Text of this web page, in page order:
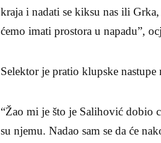
kraja i nadati se kiksu nas ili
ćemo imati prostora u napadu”,
Selektor je pratio klupske nastupe
“Žao mi je što je Salihović dobio
su njemu. Nadao sam se da će